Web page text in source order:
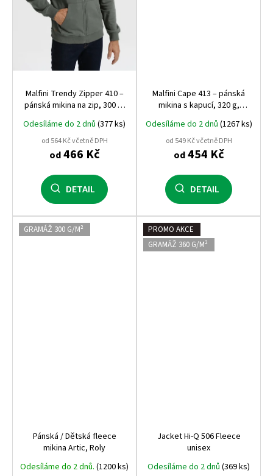
Malfini Trendy Zipper 410 –
pánská mikina na zip, 300 g,
počesaná vnitřní strana,
nejúspěšnější mikina Malfini
Odesíláme do 2 dnů (377 ks)
od 564 Kč včetně DPH
od466 Kč
DETAIL
Malfini Cape 413 – pánská
mikina s kapucí, 320 g,
počesaná vnitřní strana,
nejprodávanější střih na trhu
Odesíláme do 2 dnů (1267 ks)
od 549 Kč včetně DPH
od454 Kč
DETAIL
GRAMÁŽ 300 G/M²
Pánská / Dětská fleece
mikina Artic, Roly
Odesíláme do 2 dnů. (1200 ks)
PROMO AKCE
GRAMÁŽ 360 G/M²
Jacket Hi-Q 506 Fleece
unisex
Odesíláme do 2 dnů (369 ks)